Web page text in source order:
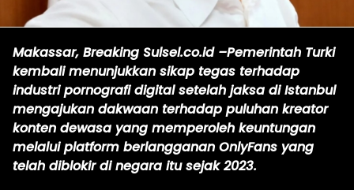
Makassar, Breaking Sulsel.co.id –Pemerintah Turki
kembali menunjukkan sikap tegas terhadap
industri pornografi digital setelah jaksa di Istanbul
mengajukan dakwaan terhadap puluhan kreator
konten dewasa yang memperoleh keuntungan
melalui platform berlangganan OnlyFans yang
telah diblokir di negara itu sejak 2023.